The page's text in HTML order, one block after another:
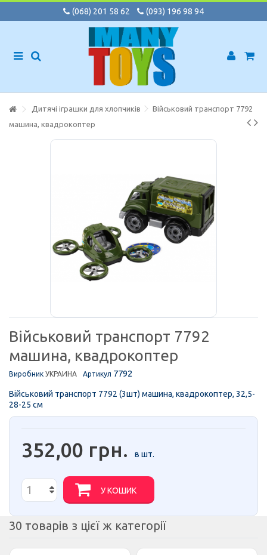
(068) 201 58 62 (093) 196 98 94
Дитячі іграшки для хлопчиків
Військовий транспорт 7792
машина, квадрокоптер
Військовий транспорт 7792
машина, квадрокоптер
Виробник УКРАИНА Артикул 7792
Військовий транспорт 7792 (3шт) машина, квадрокоптер, 32,5-
28-25 см
352,00 грн. в шт.
У КОШИК
30 товарів з цієї ж категорії